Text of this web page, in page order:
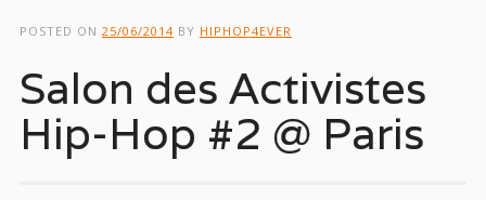
POSTED ON 25/06/2014 BY HIPHOP4EVER
Salon des Activistes
Hip-Hop #2 @ Paris